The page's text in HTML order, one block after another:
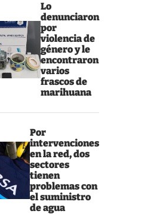
Lo
denunciaron
por
violencia de
género y le
encontraron
varios
frascos de
marihuana
Por
intervenciones
en la red, dos
sectores
tienen
problemas con
el suministro
de agua